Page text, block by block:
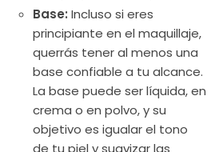
Base: Incluso si eres
principiante en el maquillaje,
querrás tener al menos una
base confiable a tu alcance.
La base puede ser líquida, en
crema o en polvo, y su
objetivo es igualar el tono
de tu piel y suavizar las